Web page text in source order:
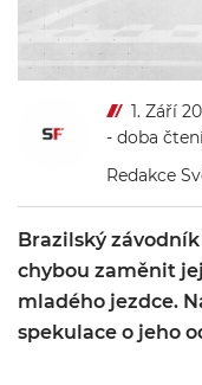
1. Září
- doba
Redakce
Brazilský
chybou zaměnit
mladého jezdce.
spekulace o jeho